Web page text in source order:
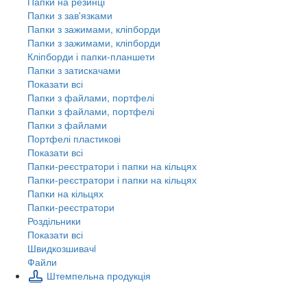
Папки з зав'язками
Папки з зажимами, кліпборди
Папки з зажимами, кліпборди
Кліпборди і папки-планшети
Папки з затискачами
Показати всі
Папки з файлами, портфелі
Папки з файлами, портфелі
Папки з файлами
Портфелі пластикові
Показати всі
Папки-реєстратори і папки на кільцях
Папки-реєстратори і папки на кільцях
Папки на кільцях
Папки-реєстратори
Роздільники
Показати всі
Швидкозшивачi
Файли
Штемпельна продукція